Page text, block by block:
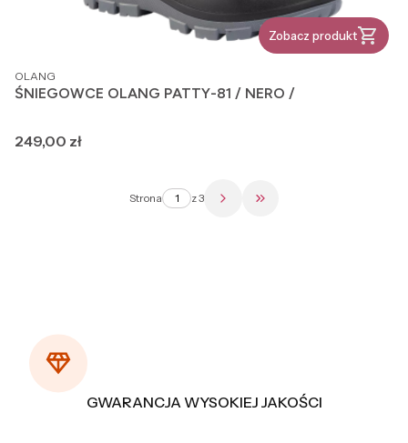
Zobacz produkt
PRODUCENT
OLANG
ŚNIEGOWCE OLANG PATTY-81 / NERO /
Cena
249,00 zł
Strona z 3 Przejdź do ostatniej
GWARANCJA WYSOKIEJ JAKOŚCI